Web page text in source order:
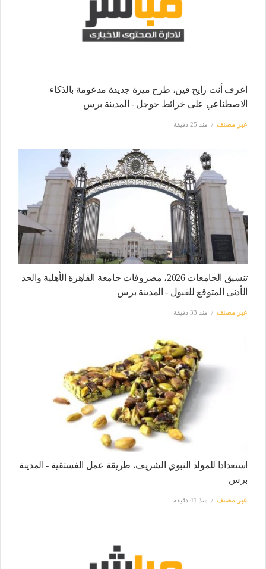
اعرف أنت رايح فين، طرح ميزة جديدة مدعومة بالذكاء
الاصطناعي على خرائط جوجل - المدينة برس
غير مصنف منذ 25 دقيقة
تنسيق الجامعات 2026، مصروفات جامعة القاهرة الأهلية والحد
الأدنى المتوقع للقبول - المدينة برس
غير مصنف منذ 33 دقيقة
استعدادا للمولد النبوي الشريف، طريقة عمل الفستقية - المدينة
برس
غير مصنف منذ 41 دقيقة